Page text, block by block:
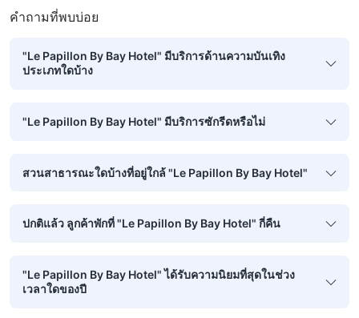
คำถามที่พบบ่อย
"Le Papillon By Bay Hotel" มีบริการด้านความบันเทิง
ประเภทใดบ้าง
"Le Papillon By Bay Hotel" มีบริการซักรีดหรือไม่
สวนสาธารณะใดบ้างที่อยู่ใกล้ "Le Papillon By Bay Hotel"
ปกติแล้ว ลูกค้าพักที่ "Le Papillon By Bay Hotel" กี่คืน
"Le Papillon By Bay Hotel" ได้รับความนิยมที่สุดในช่วง
เวลาใดของปี